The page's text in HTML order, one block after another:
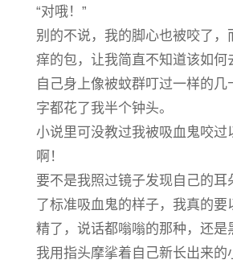
“对哦！”
别的不说，我的脚心也被咬了，
痒的包，让我简直不知道该如何
自己身上像被蚊群叮过一样的几
字都花了我半个钟头。
小说里可没教过我被吸血鬼咬过
啊！
要不是我照过镜子发现自己的耳
了标准吸血鬼的样子，我真的要
精了，说话都嗡嗡的那种，还是
我用指头摩挲着自己新长出来的